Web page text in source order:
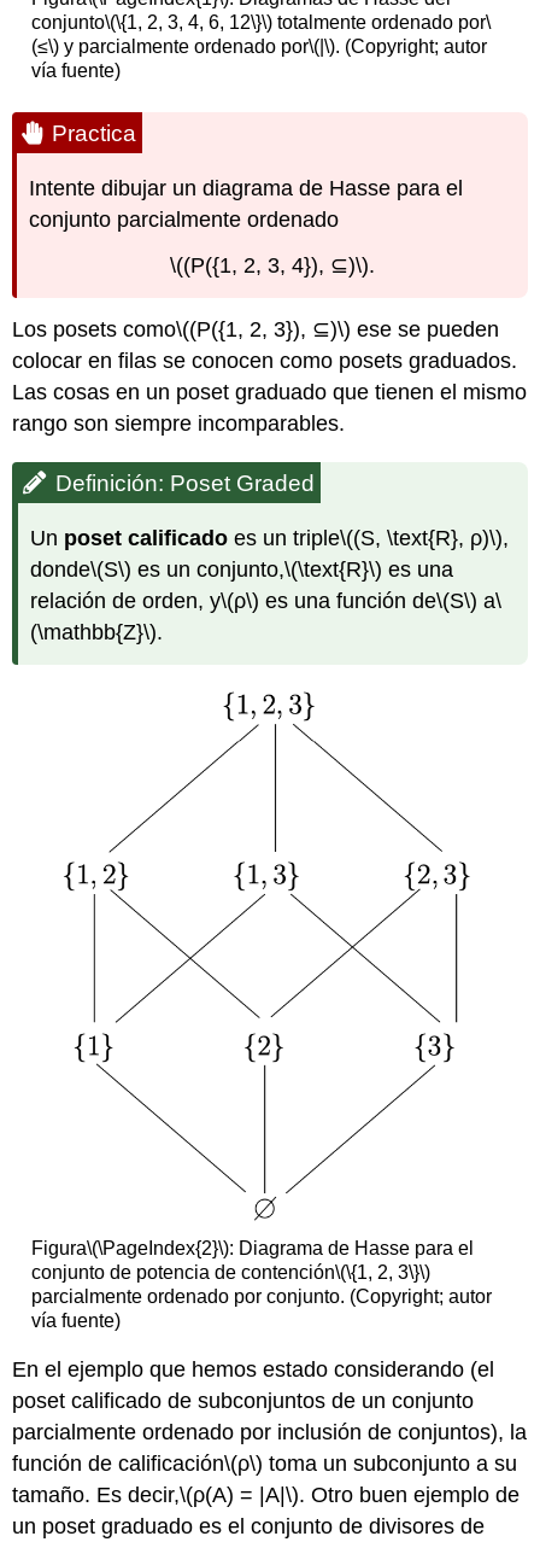
conjunto\(\{1, 2, 3, 4, 6, 12\}\)totalmente ordenado por\
(≤\)y parcialmente ordenado por\(|\). (Copyright; autor
vía fuente)
Practica
Intente dibujar un diagrama de Hasse para el
conjunto parcialmente ordenado
\((P({1, 2, 3, 4}), ⊆)\).
Los posets como\((P({1, 2, 3}), ⊆)\) ese se pueden
colocar en filas se conocen como posets graduados.
Las cosas en un poset graduado que tienen el mismo
rango son siempre incomparables.
Definición: Poset Graded
Un poset calificado es un triple\((S, \text{R}, ρ)\),
donde\(S\) es un conjunto,\(\text{R}\) es una
relación de orden, y\(ρ\) es una función de\(S\) a\
(\mathbb{Z}\).
Figura\(\PageIndex{2}\): Diagrama de Hasse para el
conjunto de potencia de contención\(\{1, 2, 3\}\)
parcialmente ordenado por conjunto. (Copyright; autor
vía fuente)
En el ejemplo que hemos estado considerando (el
poset calificado de subconjuntos de un conjunto
parcialmente ordenado por inclusión de conjuntos), la
función de calificación\(ρ\) toma un subconjunto a su
tamaño. Es decir,\(ρ(A) = |A|\). Otro buen ejemplo de
un poset graduado es el conjunto de divisores de